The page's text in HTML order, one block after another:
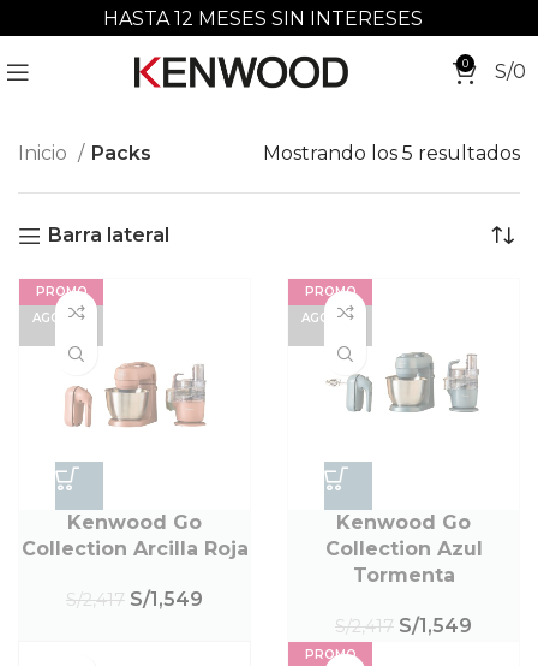
HASTA 12 MESES SIN INTERESES
0 S/0
Inicio Packs Mostrando los 5 resultados
Barra lateral
PROMO
AGOTAD
Kenwood Go
Collection Arcilla Roja
S/2,417 S/1,549
PROMO
AGOTAD
Kenwood Go
Collection Azul
Tormenta
S/2,417 S/1,549
PROMO